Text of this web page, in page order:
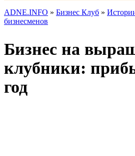
ADNE.INFO » Бизнес Клуб »
бизнесменов
Бизнес на
клубники:
год